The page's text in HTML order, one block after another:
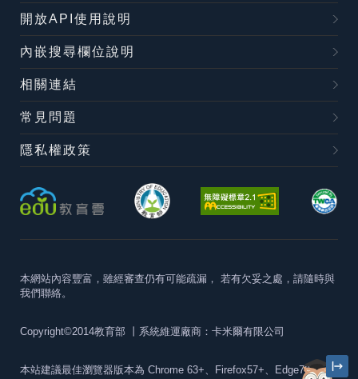
開放API使用說明
內嵌搜尋欄位說明
相關連結
常見問題
隱私權政策
本網站內容豐富，雖經審查仍有可能疏漏， 若有欠妥之處，請隨時與
我們聯絡。
Copyright©2014教育部 丨系統維運廠商：卡米爾有限公司
本站建議最佳瀏覽器版本為 Chrome 63+、Firefox57+、Edge79+及